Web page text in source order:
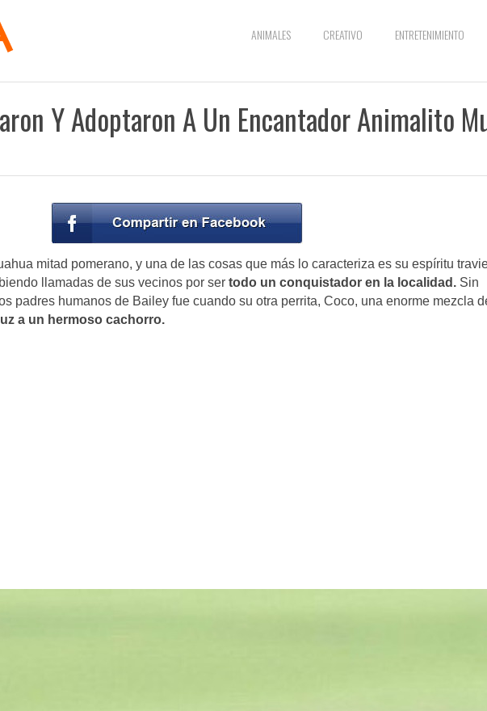
ANIMALES CREATIVO ENTRETENIMIENTO
Y Adoptaron A Un Encantador Animalito
mitad pomerano, y una de las cosas que más lo caracteriza es su espíritu
llamadas de sus vecinos por ser todo un conquistador en la localidad. Sin
padres humanos de Bailey fue cuando su otra perrita, Coco, una enorme mezcla
a un hermoso cachorro.